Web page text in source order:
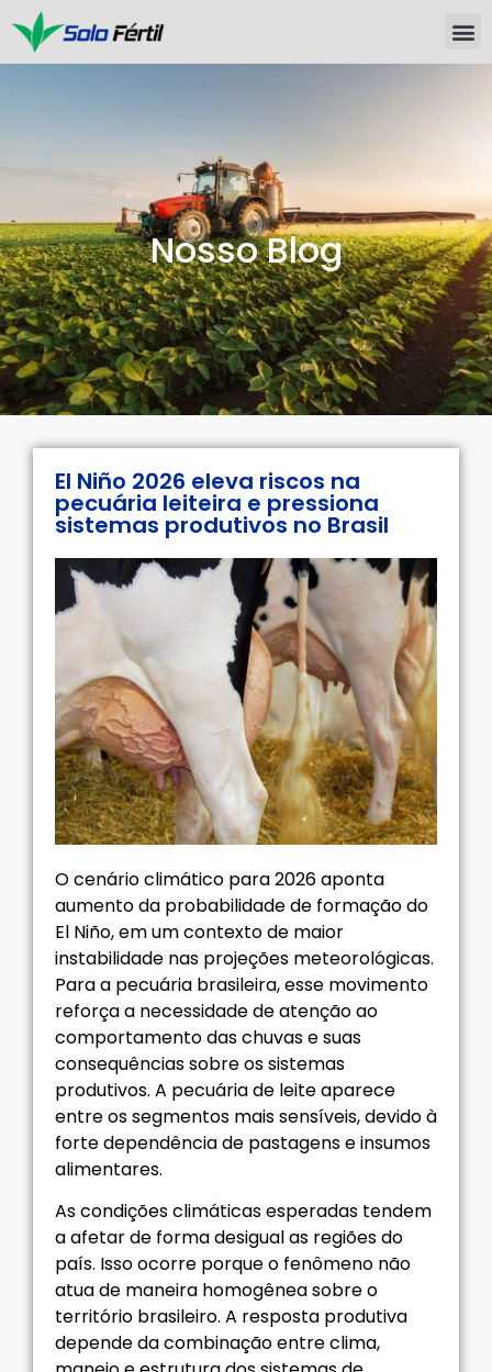
Nosso Blog
El Niño 2026 eleva riscos na
pecuária leiteira e pressiona
sistemas produtivos no Brasil
O cenário climático para 2026 aponta
aumento da probabilidade de formação do
El Niño, em um contexto de maior
instabilidade nas projeções meteorológicas.
Para a pecuária brasileira, esse movimento
reforça a necessidade de atenção ao
comportamento das chuvas e suas
consequências sobre os sistemas
produtivos. A pecuária de leite aparece
entre os segmentos mais sensíveis, devido à
forte dependência de pastagens e insumos
alimentares.
As condições climáticas esperadas tendem
a afetar de forma desigual as regiões do
país. Isso ocorre porque o fenômeno não
atua de maneira homogênea sobre o
território brasileiro. A resposta produtiva
depende da combinação entre clima,